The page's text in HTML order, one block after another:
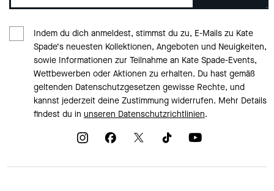
Indem du dich anmeldest, stimmst du zu, E-Mails zu Kate
Spade‘s neuesten Kollektionen, Angeboten und Neuigkeiten,
sowie Informationen zur Teilnahme an Kate Spade-Events,
Wettbewerben oder Aktionen zu erhalten. Du hast gemäß
geltenden Datenschutzgesetzen gewisse Rechte, und
kannst jederzeit deine Zustimmung widerrufen. Mehr Details
findest du in unseren Datenschutzrichtlinien.